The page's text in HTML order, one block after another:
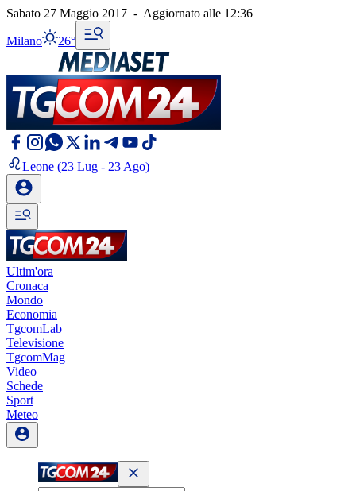
Sabato 27 Maggio 2017 - Aggiornato alle 12:36
Milano 26°
Leone (23 Lug - 23 Ago)
Ultim'ora
Cronaca
Mondo
Economia
TgcomLab
Televisione
TgcomMag
Video
Schede
Sport
Meteo